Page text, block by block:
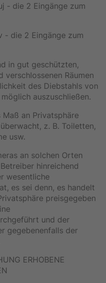
- die 2 Eingänge zum
- die 2 Eingänge zum
in gut geschützten,
verschlossenen Räumen
des Diebstahls von
auszuschließen.
Maß an Privatsphäre
z. B. Toiletten,
usw.
an solchen Orten
hinreichend
wesentliche
es sei denn, es handelt
preisgegeben
und der
gegebenenfalls der
ERHOBENE